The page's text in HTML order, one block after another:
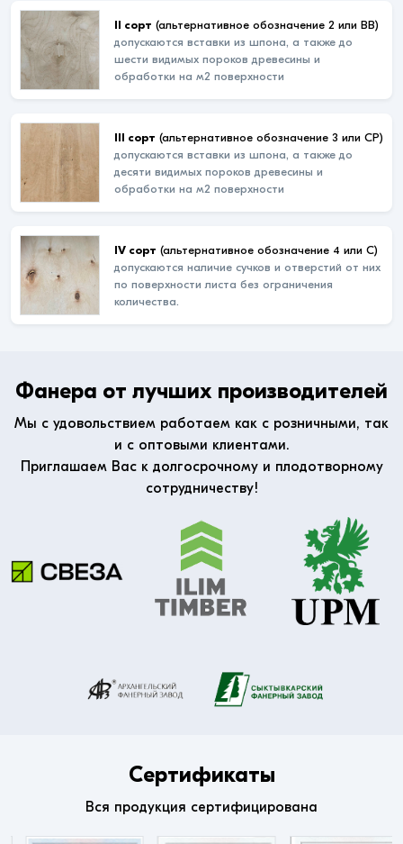
II сорт (альтернативное обозначение 2 или ВВ)
допускаются вставки из шпона, а также до
шести видимых пороков древесины и
обработки на м2 поверхности
III сорт (альтернативное обозначение 3 или СР)
допускаются вставки из шпона, а также до
десяти видимых пороков древесины и
обработки на м2 поверхности
IV сорт (альтернативное обозначение 4 или С)
допускаются наличие сучков и отверстий от них
по поверхности листа без ограничения
количества.
Фанера от лучших производителей
Мы с удовольствием работаем как с розничными, так
и с оптовыми клиентами.
Приглашаем Вас к долгосрочному и плодотворному
сотрудничеству!
Сертификаты
Вся продукция сертифицирована